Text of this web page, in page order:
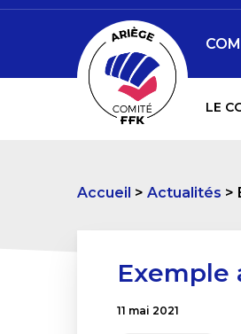
LE
Accueil Actualités
Exemple
11 mai 2021